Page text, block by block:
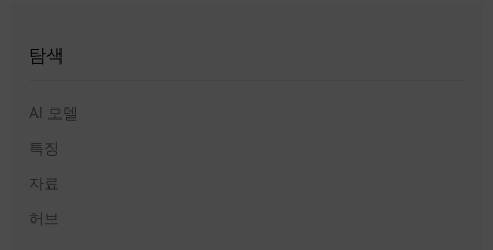
탐색
AI 모델
특징
자료
허브